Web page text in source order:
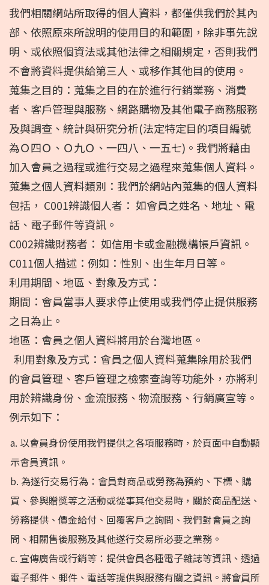
我們相關網站所取得的個人資料，都僅供我們於其內
部、依照原來所說明的使用目的和範圍，除非事先說
明、或依照個資法或其他法律之相關規定，否則我們
不會將資料提供給第三人、或移作其他目的使用。
蒐集之目的：蒐集之目的在於進行行銷業務、消費
者、客戶管理與服務、網路購物及其他電子商務服務
及與調查、統計與研究分析(法定特定目的項目編號
為Ｏ四Ｏ、Ｏ九Ｏ、一四八、一五七)。我們將藉由
加入會員之過程或進行交易之過程來蒐集個人資料。
蒐集之個人資料類別：我們於網站內蒐集的個人資料
包括， C001辨識個人者： 如會員之姓名、地址、電
話、電子郵件等資訊。
C002辨識財務者： 如信用卡或金融機構帳戶資訊。
C011個人描述：例如：性別、出生年月日等。
利用期間、地區、對象及方式：
期間：會員當事人要求停止使用或我們停止提供服務
之日為止。
地區：會員之個人資料將用於台灣地區。
利用對象及方式：會員之個人資料蒐集除用於我們
的會員管理、客戶管理之檢索查詢等功能外，亦將利
用於辨識身份、金流服務、物流服務、行銷廣宣等。
例示如下：
a. 以會員身份使用我們提供之各項服務時，於頁面中自動顯
示會員資訊。
b. 為遂行交易行為：會員對商品或勞務為預約、下標、購
買、參與贈獎等之活動或從事其他交易時，關於商品配送、
勞務提供、價金給付、回覆客戶之詢問、我們對會員之詢
問、相關售後服務及其他遂行交易所必要之業務。
c. 宣傳廣告或行銷等：提供會員各種電子雜誌等資訊、透過
電子郵件、郵件、電話等提供與服務有關之資訊。將會員所